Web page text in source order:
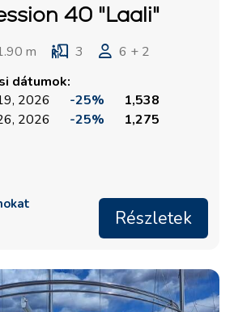
40 "Laali"
m 3
6 + 2
dátumok:
2026
-25%
1,538
2026
-25% 1,275
Részletek